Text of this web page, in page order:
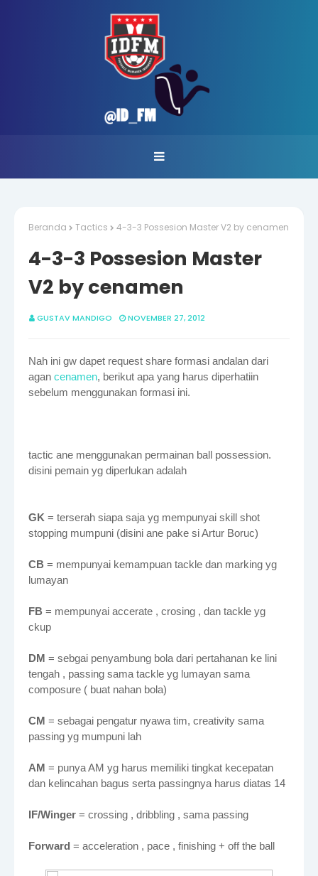
Beranda Tactics 4-3-3 Possesion Master V2 by cenamen
4-3-3 Possesion Master
V2 by cenamen
GUSTAV MANDIGO NOVEMBER 27, 2012
Nah ini gw dapet request share formasi andalan dari
agan cenamen, berikut apa yang harus diperhatiin
sebelum menggunakan formasi ini.
tactic ane menggunakan permainan ball possession.
disini pemain yg diperlukan adalah
GK = terserah siapa saja yg mempunyai skill shot
stopping mumpuni (disini ane pake si Artur Boruc)
CB = mempunyai kemampuan tackle dan marking yg
lumayan
FB = mempunyai accerate , crosing , dan tackle yg
ckup
DM = sebgai penyambung bola dari pertahanan ke lini
tengah , passing sama tackle yg lumayan sama
composure ( buat nahan bola)
CM = sebagai pengatur nyawa tim, creativity sama
passing yg mumpuni lah
AM = punya AM yg harus memiliki tingkat kecepatan
dan kelincahan bagus serta passingnya harus diatas 14
IF/Winger = crossing , dribbling , sama passing
Forward = acceleration , pace , finishing + off the ball